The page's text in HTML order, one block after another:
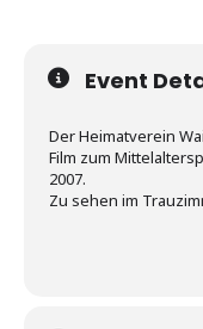
Event
Der Heimatverein
Film zum
2007.
Zu sehen im